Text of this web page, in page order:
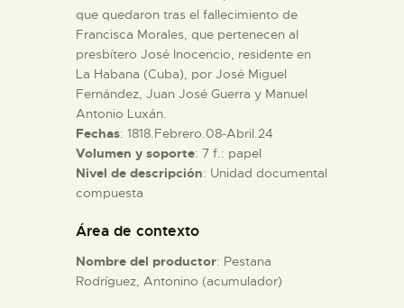
DIDÁCTICA
ESPAÑOL
que quedaron tras el fallecimiento de
Francisca Morales, que pertenecen al
presbítero José Inocencio, residente en
La Habana (Cuba), por José Miguel
Fernández, Juan José Guerra y Manuel
Antonio Luxán.
Fechas: 1818.Febrero.08-Abril.24
Volumen y soporte: 7 f.: papel
Nivel de descripción: Unidad documental
compuesta
Área de contexto
Nombre del productor: Pestana
Rodríguez, Antonino (acumulador)